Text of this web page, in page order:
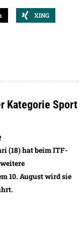
XING
Kategorie Sport
(18) hat beim ITF-
10. August wird sie